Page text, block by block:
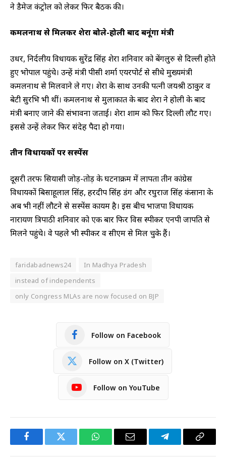
ने डैमेज कंट्रोल को लेकर फिर बैठक की।
कमलनाथ से मिलकर शेरा बोले-होली बाद बनूंगा मंत्री
उधर, निर्दलीय विधायक सुरेंद्र सिंह शेरा शनिवार को बेंगलुरु से दिल्ली होते
हुए भोपाल पहुंचे। उन्हें मंत्री पीसी शर्मा एयरपोर्ट से सीधे मुख्यमंत्री
कमलनाथ से मिलवाने ले गए। शेरा के साथ उनकी पत्नी जयश्री ठाकुर व
बेटी सुरभि भी थीं। कमलनाथ से मुलाकात के बाद शेरा ने होली के बाद
मंत्री बनाए जाने की संभावना जताई। शेरा शाम को फिर दिल्ली लौट गए।
इससे उन्हें लेकर फिर संदेह पैदा हो गया।
तीन विधायकों पर सस्पेंस
दूसरी तरफ सियासी जोड़-तोड़ के घटनाक्रम में लापता तीन कांग्रेस
विधायकों बिसाहूलाल सिंह, हरदीप सिंह डंग और रघुराज सिंह कंसाना के
अब भी नहीं लौटने से सस्पेंस कायम है। इस बीच भाजपा विधायक
नारायण त्रिपाठी शनिवार को एक बार फिर विस स्पीकर एनपी प्रजापति से
मिलने पहुंचे। वे पहले भी स्पीकर व सीएम से मिल चुके हैं।
faridabadnews24
In Madhya Pradesh
instead of independents
only Congress MLAs are now focused on BJP
Follow on Facebook
Follow on X (Twitter)
Follow on YouTube
FacebookTwitter WhatsAppEmail TelegramCopy